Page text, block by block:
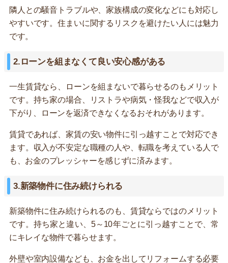
隣人との騒音トラブルや、家族構成の変化などにも対応し
やすいです。住まいに関するリスクを避けたい人には魅力
です。
2.ローンを組まなくて良い安心感がある
一生賃貸なら、ローンを組まないで暮らせるのもメリット
です。持ち家の場合、リストラや病気・怪我などで収入が
下がり、ローンを返済できなくなるおそれがあります。
賃貸であれば、家賃の安い物件に引っ越すことで対応でき
ます。収入が不安定な職種の人や、転職を考えている人で
も、お金のプレッシャーを感じずに済みます。
3.新築物件に住み続けられる
新築物件に住み続けられるのも、賃貸ならではのメリット
です。持ち家と違い、5～10年ごとに引っ越すことで、常
にキレイな物件で暮らせます。
外壁や室内設備なども、お金を出してリフォームする必要